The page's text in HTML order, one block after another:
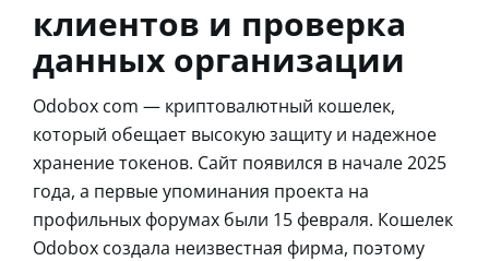
клиентов и проверка
данных организации
Odobox com — криптовалютный кошелек,
который обещает высокую защиту и надежное
хранение токенов. Сайт появился в начале 2025
года, а первые упоминания проекта на
профильных форумах были 15 февраля. Кошелек
Odobox создала неизвестная фирма, поэтому